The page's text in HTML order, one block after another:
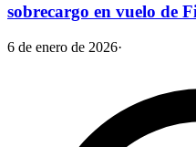
sobrecargo en vuelo de
6 de enero de 2026·